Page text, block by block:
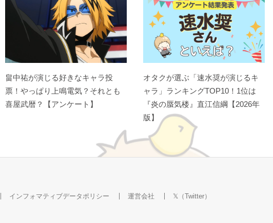
畠中祐が演じる好きなキャラ投
票！やっぱり上鳴電気？それとも
喜屋武暦？【アンケート】
オタクが選ぶ「速水奨が演じるキ
ャラ」ランキングTOP10！1位は
『炎の蜃気楼』直江信綱【2026年
版】
インフォマティブデータポリシー 運営会社 𝕏（Twitter）